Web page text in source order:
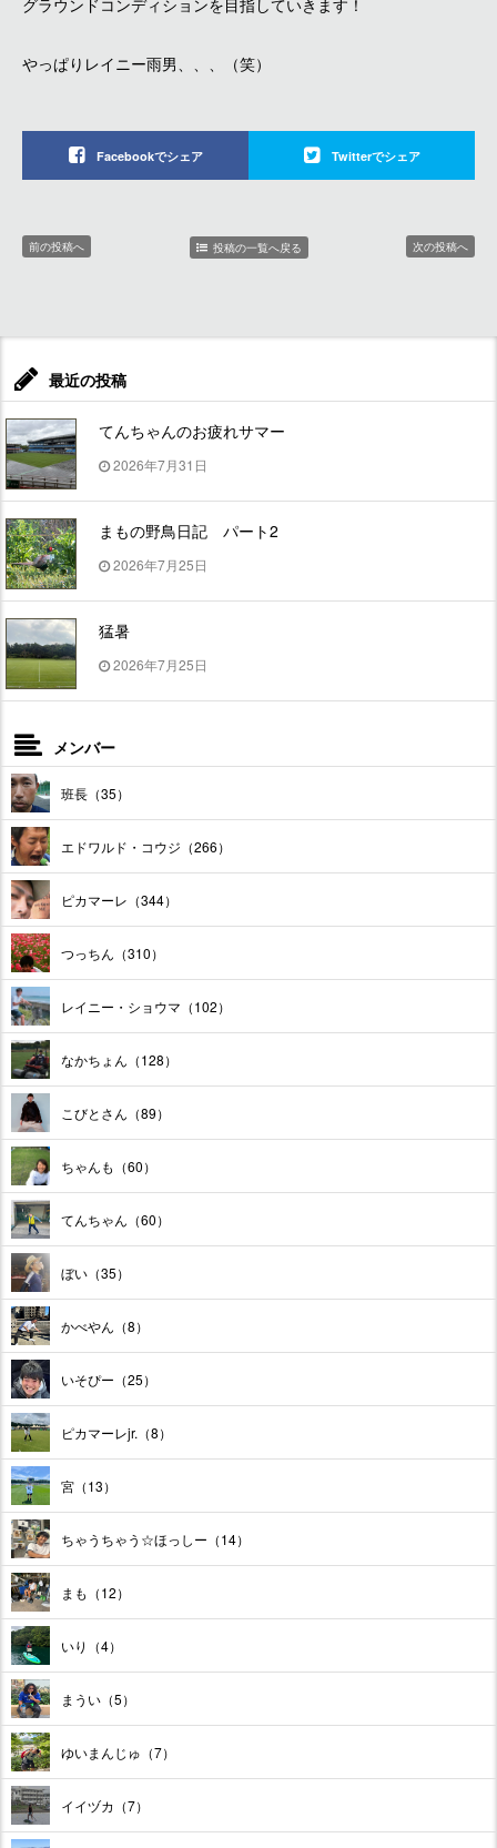
グラウンドコンディションを目指していきます！
やっぱりレイニー雨男、、、（笑）
Facebookでシェア Twitterでシェア
前の投稿へ 投稿の一覧へ戻る 次の投稿へ
最近の投稿
てんちゃんのお疲れサマー
2026年7月31日
まもの野鳥日記 パート2
2026年7月25日
猛暑
2026年7月25日
メンバー
班長（35）
エドワルド・コウジ（266）
ピカマーレ（344）
つっちん（310）
レイニー・ショウマ（102）
なかちょん（128）
こびとさん（89）
ちゃんも（60）
てんちゃん（60）
ぼい（35）
かべやん（8）
いそぴー（25）
ピカマーレjr.（8）
宮（13）
ちゃうちゃう☆ほっしー（14）
まも（12）
いり（4）
まうい（5）
ゆいまんじゅ（7）
イイヅカ（7）